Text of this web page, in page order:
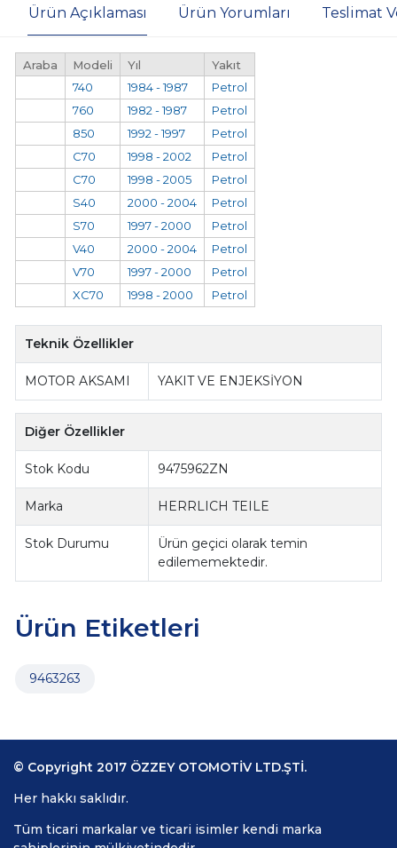
Ürün Açıklaması Ürün Yorumları Teslimat
Araba Modeli Yıl
Yakıt
740
1984 - 1987
Petrol
760
1982 - 1987
Petrol
850
1992 - 1997
Petrol
C70
1998 - 2002
Petrol
C70
1998 - 2005
Petrol
S40
2000 - 2004
Petrol
S70
1997 - 2000
Petrol
V40
2000 - 2004
Petrol
V70
1997 - 2000
Petrol
XC70
1998 - 2000 Petrol
Teknik Özellikler
MOTOR AKSAMI YAKIT VE ENJEKSİYON
Diğer Özellikler
Stok Kodu 9475962ZN
Marka HERRLICH TEILE
Stok Durumu
Ürün geçici olarak temin
edilememektedir.
Ürün Etiketleri
9463263
© Copyright 2017 ÖZZEY OTOMOTİV LTD.ŞTİ.
Her hakkı saklıdır.
Tüm ticari markalar ve ticari isimler kendi marka